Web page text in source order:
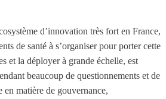
d’innovation très fort en France,
de santé à s’organiser pour porter cette
et la déployer à grande échelle, est
beaucoup de questionnements et de
en matière de gouvernance,